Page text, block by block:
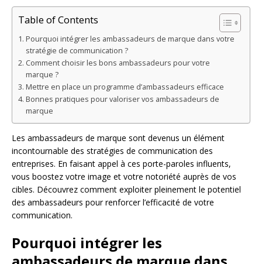
Table of Contents
Pourquoi intégrer les ambassadeurs de marque dans votre
stratégie de communication ?
Comment choisir les bons ambassadeurs pour votre
marque ?
Mettre en place un programme d’ambassadeurs efficace
Bonnes pratiques pour valoriser vos ambassadeurs de
marque
Les ambassadeurs de marque sont devenus un élément
incontournable des stratégies de communication des
entreprises. En faisant appel à ces porte-paroles influents,
vous boostez votre image et votre notoriété auprès de vos
cibles. Découvrez comment exploiter pleinement le potentiel
des ambassadeurs pour renforcer l’efficacité de votre
communication.
Pourquoi intégrer les